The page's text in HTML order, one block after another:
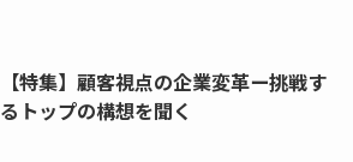
【特集】顧客視点の企業変革ー挑戦す
るトップの構想を聞く